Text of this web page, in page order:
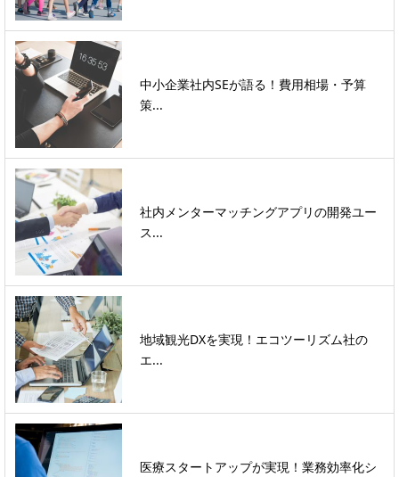
中小企業社内SEが語る！費用相場・予算
策...
社内メンターマッチングアプリの開発ユー
ス...
地域観光DXを実現！エコツーリズム社の
エ...
医療スタートアップが実現！業務効率化シ